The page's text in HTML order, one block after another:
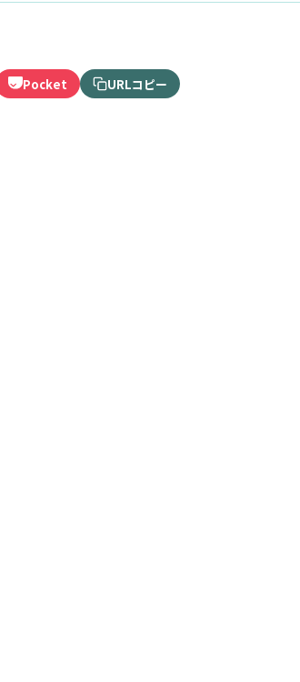
Pocket URLコピー